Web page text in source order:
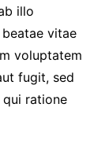
illo
vitae
voluptatem
fugit, sed
ratione